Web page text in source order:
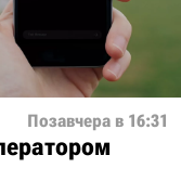
Позавчера в 16:31